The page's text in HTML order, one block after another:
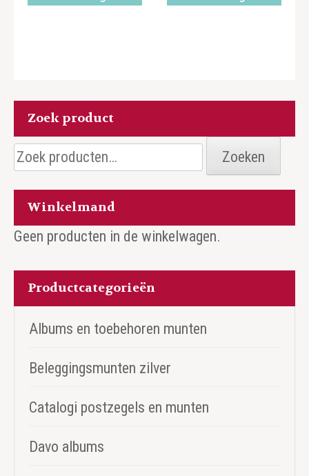
Zoek product
Zoeken
naar:
Zoeken
Winkelmand
Geen producten in de winkelwagen.
Productcategorieën
Albums en toebehoren munten
Beleggingsmunten zilver
Catalogi postzegels en munten
Davo albums